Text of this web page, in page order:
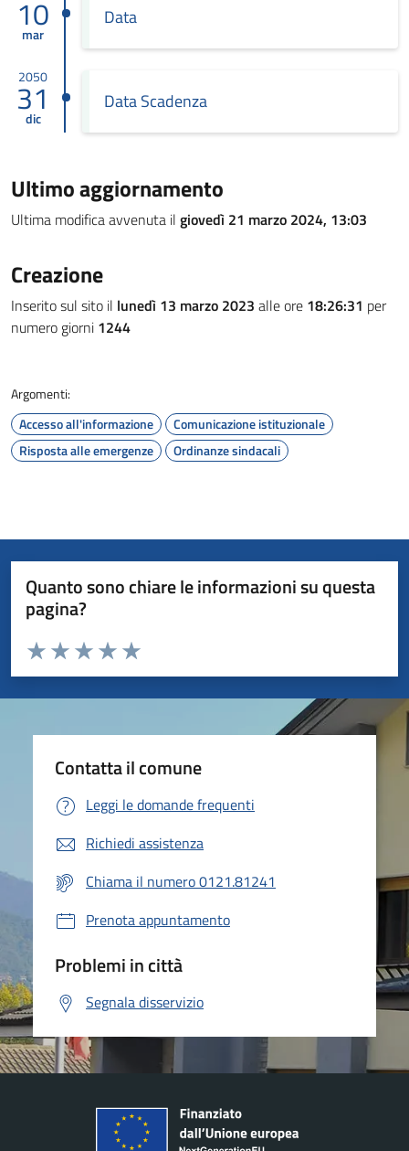
10
mar
Data
2050
31
dic
Data Scadenza
Ultimo aggiornamento
Ultima modifica avvenuta il giovedì 21 marzo 2024, 13:03
Creazione
Inserito sul sito il lunedì 13 marzo 2023 alle ore 18:26:31 per
numero giorni 1244
Argomenti:
Accesso all'informazione
Comunicazione istituzionale
Risposta alle emergenze
Ordinanze sindacali
Quanto sono chiare le informazioni su questa
pagina?
Valuta da 1 a 5 stelle la pagina
Valuta 5 stelle su 5
Valuta 4 stelle su 5
Valuta 3 stelle su 5
Valuta 2 stelle su 5
Valuta 1 stelle su 5
Contatta il comune
Leggi le domande frequenti
Richiedi assistenza
Chiama il numero 0121.81241
Prenota appuntamento
Problemi in città
Segnala disservizio